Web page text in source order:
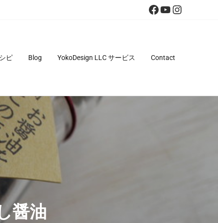
Facebook
YouTube
ピ Blog YokoDesign LLC サービス Contact
醤油